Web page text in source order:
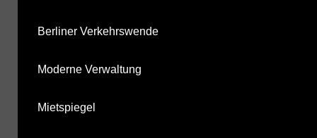
Berliner Verkehrswende
Moderne Verwaltung
Mietspiegel